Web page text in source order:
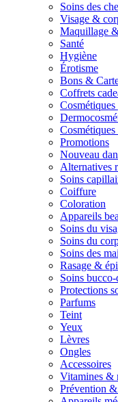
Soins des
Visage &
Maquillage
Santé
Hygiène
Érotisme
Bons &
Coffrets
Cosmétiques
Promotions
Nouveau
Alternatives
Soins
Coiffure
Coloration
Appareils
Soins du
Soins du
Soins des
Rasage &
Soins bucco-
Protections
Parfums
Teint
Yeux
Lèvres
Ongles
Accessoires
Vitamines &
Prévention